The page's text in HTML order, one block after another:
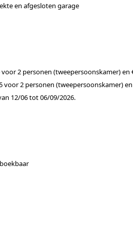
en afgesloten garage
voor 2 personen (tweepersoonskamer) en
voor 2 personen (tweepersoonskamer)
12/06 tot 06/09/2026.